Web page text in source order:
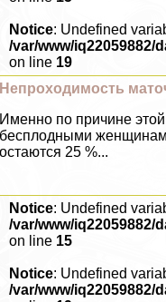
Notice: Undefined
/var/www/iq22059882/
on line 19
Непроходимость
Именно по причине этой
бесплодными
остаются 25 %...
Notice: Undefined
/var/www/iq22059882/
on line 15
Notice: Undefined
/var/www/iq22059882/